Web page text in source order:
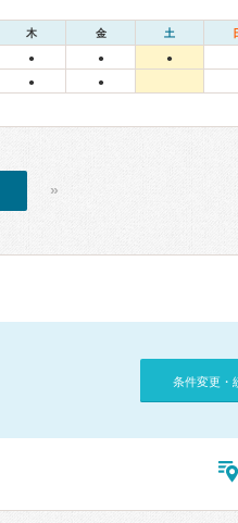
木 金 土
● ● ●
● ●
»
条件変更・